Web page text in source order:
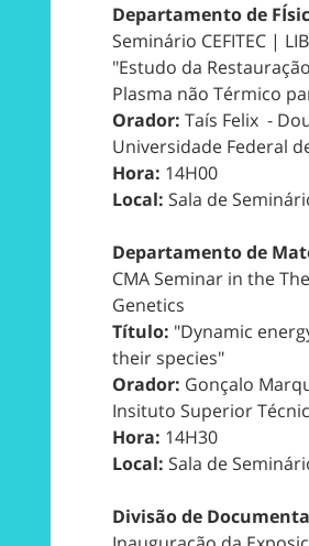
Departamento de
Seminário CEFITEC |
"Estudo da
Plasma não Térmico
Orador: Taís Felix -
Universidade Federal
Hora: 14H00
Local: Sala de
Departamento de
CMA Seminar in the
Genetics
Título: "Dynamic
their species"
Orador: Gonçalo
Insituto Superior
Hora: 14H30
Local: Sala de
Divisão de